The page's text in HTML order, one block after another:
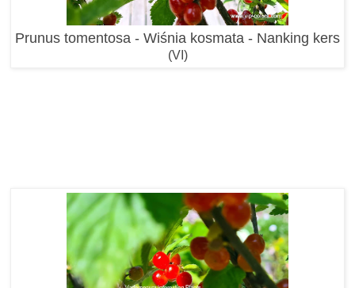
Prunus tomentosa - Wiśnia kosmata - Nanking kers
(VI)